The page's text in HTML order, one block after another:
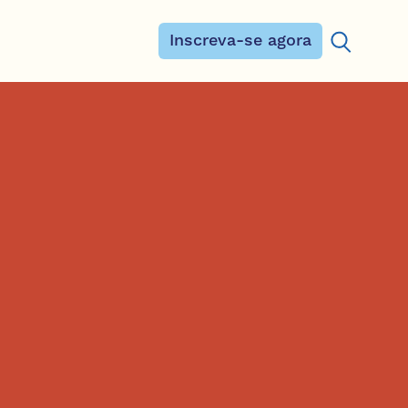
Inscreva-se agora
Procurar: